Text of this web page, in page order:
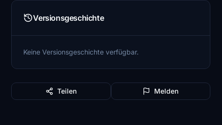
Versionsgeschichte
Keine Versionsgeschichte verfügbar.
Teilen Melden